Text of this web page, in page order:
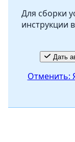
Для сборки
инструкции
Дать
Отменить: